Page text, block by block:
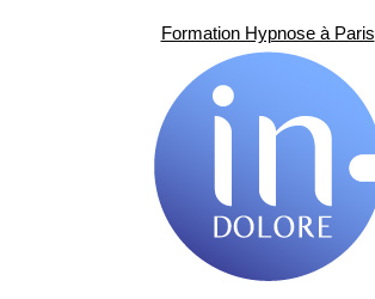
Formation Hypnose à Paris